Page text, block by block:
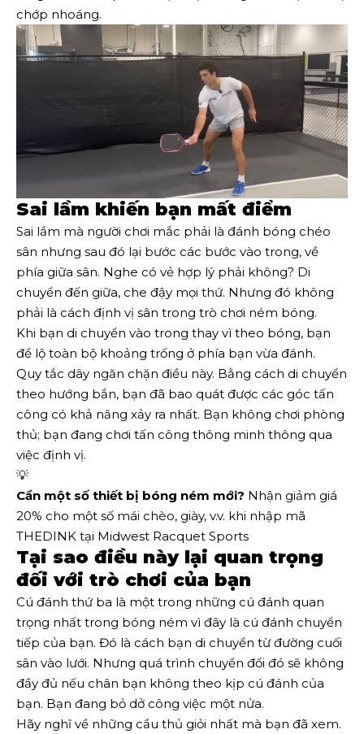
chớp nhoáng.
Sai lầm khiến bạn mất điểm
Sai lầm mà người chơi mắc phải là đánh bóng chéo
sân nhưng sau đó lại bước các bước vào trong, về
phía giữa sân. Nghe có vẻ hợp lý phải không? Di
chuyển đến giữa, che đậy mọi thứ. Nhưng đó không
phải là cách định vị sân trong trò chơi ném bóng.
Khi bạn di chuyển vào trong thay vì theo bóng, bạn
để lộ toàn bộ khoảng trống ở phía bạn vừa đánh.
Quy tắc dây ngăn chặn điều này. Bằng cách di chuyển
theo hướng bắn, bạn đã bao quát được các góc tấn
công có khả năng xảy ra nhất. Bạn không chơi phòng
thủ; bạn đang chơi tấn công thông minh thông qua
việc định vị.
💡
Cần một số thiết bị bóng ném mới? Nhận giảm giá
20% cho một số mái chèo, giày, v.v. khi nhập mã
THEDINK tại Midwest Racquet Sports
Tại sao điều này lại quan trọng
đối với trò chơi của bạn
Cú đánh thứ ba là một trong những cú đánh quan
trọng nhất trong bóng ném vì đây là cú đánh chuyển
tiếp của bạn. Đó là cách bạn di chuyển từ đường cuối
sân vào lưới. Nhưng quá trình chuyển đổi đó sẽ không
đầy đủ nếu chân bạn không theo kịp cú đánh của
bạn. Bạn đang bỏ dở công việc một nửa.
Hãy nghĩ về những cầu thủ giỏi nhất mà bạn đã xem.